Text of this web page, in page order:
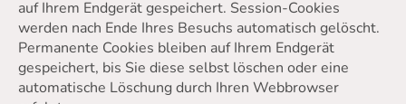
auf Ihrem Endgerät gespeichert. Session-Cookies
werden nach Ende Ihres Besuchs automatisch gelöscht.
Permanente Cookies bleiben auf Ihrem Endgerät
gespeichert, bis Sie diese selbst löschen oder eine
automatische Löschung durch Ihren Webbrowser